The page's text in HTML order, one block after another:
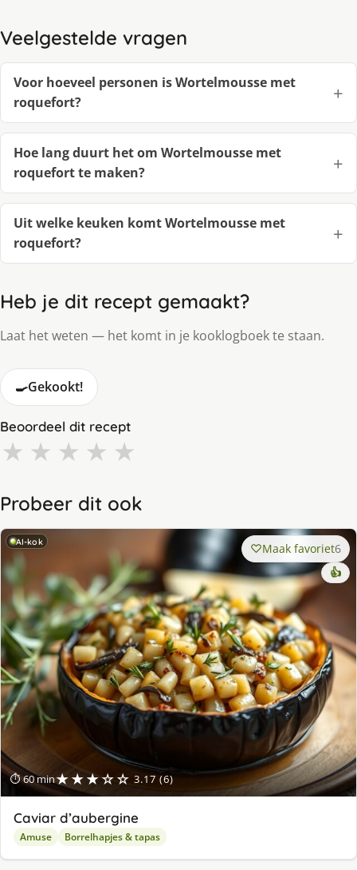
Veelgestelde vragen
Voor hoeveel personen is Wortelmousse met
roquefort?
Hoe lang duurt het om Wortelmousse met
roquefort te maken?
Uit welke keuken komt Wortelmousse met
roquefort?
Heb je dit recept gemaakt?
Laat het weten — het komt in je kooklogboek te staan.
🍳Gekookt!
Beoordeel dit recept
★ ★ ★ ★ ★
Probeer dit ook
AI-kok
⏱ 60 min★★★☆☆ 3.17 (6)
Maak favoriet6
👍
Caviar d’aubergine
Amuse Borrelhapjes & tapas